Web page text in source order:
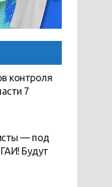
контроля
7
— под
Будут